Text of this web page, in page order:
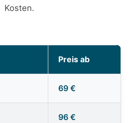
Kosten.
Preis ab
69 €
96 €